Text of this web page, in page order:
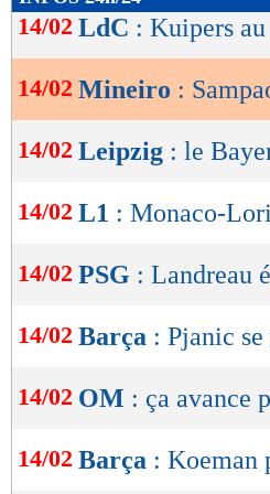
de
OK
14/02 LdC : Kuipers
14/02 Mineiro :
14/02 Leipzig : le
14/02 L1 : Monaco-
14/02 PSG : Landreau
14/02 Barça : Pjanic
14/02 OM : ça avance
14/02 Barça : Koeman